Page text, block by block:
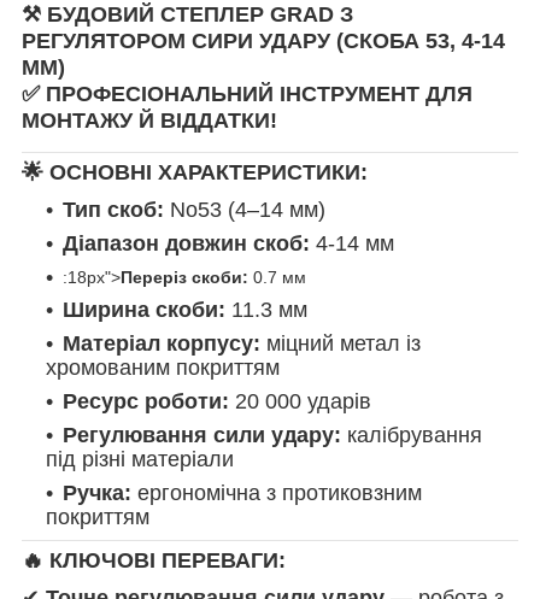
⚒️ БУДОВИЙ СТЕПЛЕР GRAD З
РЕГУЛЯТОРОМ СИРИ УДАРУ (СКОБА 53, 4-14
ММ)
✅ ПРОФЕСІОНАЛЬНИЙ ІНСТРУМЕНТ ДЛЯ
МОНТАЖУ Й ВІДДАТКИ!
🌟 ОСНОВНІ ХАРАКТЕРИСТИКИ:
Тип скоб: No53 (4–14 мм)
Діапазон довжин скоб: 4-14 мм
:18px">Переріз скоби: 0.7 мм
Ширина скоби: 11.3 мм
Матеріал корпусу: міцний метал із
хромованим покриттям
Ресурс роботи: 20 000 ударів
Регулювання сили удару: калібрування
під різні матеріали
Ручка: ергономічна з протиковзним
покриттям
🔥 КЛЮЧОВІ ПЕРЕВАГИ: